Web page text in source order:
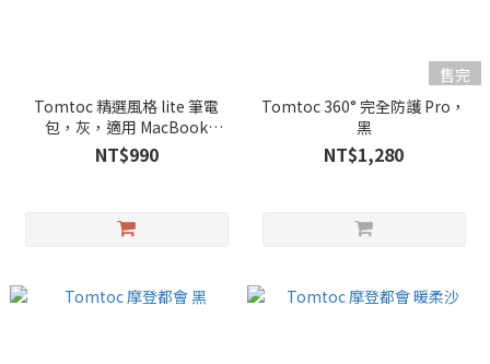
Tomtoc 精選風格 lite 筆電
包，灰，適用 MacBook
Pro/Air/Neo 13/14/15/16吋
NT$990
售完
Tomtoc 360° 完全防護 Pro，
黑
NT$1,280